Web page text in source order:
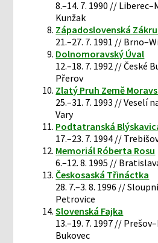
8.–14. 7. 1990 //
Kunžak
Západoslovenská
21.–27. 7. 1991 //
Dolnomoravský Úval
12.–18. 7. 1992 // České
Přerov
Zlatý Pruh Země
25.–31. 7. 1993 // Veselí
Vary
Podtatranská
17.–23. 7. 1994 //
Memoriál Róberta Rosu
6.–12. 8. 1995 //
Českosaská Třináctka
28. 7.–3. 8. 1996 //
Petrovice
Slovenská Fajka
13.–19. 7. 1997 //
Bukovec